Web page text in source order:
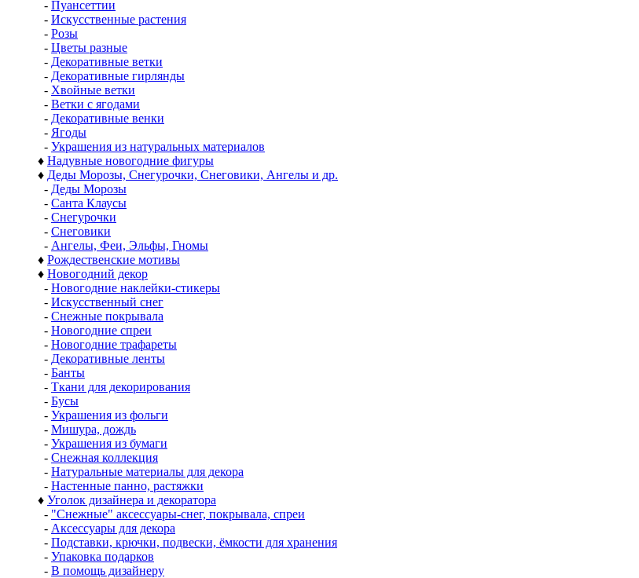
- Пуансеттии
- Искусственные растения
- Розы
- Цветы разные
- Декоративные ветки
- Декоративные гирлянды
- Хвойные ветки
- Ветки с ягодами
- Декоративные венки
- Ягоды
- Украшения из натуральных материалов
♦ Надувные новогодние фигуры
♦ Деды Морозы, Снегурочки, Снеговики, Ангелы и др.
- Деды Морозы
- Санта Клаусы
- Снегурочки
- Снеговики
- Ангелы, Феи, Эльфы, Гномы
♦ Рождественские мотивы
♦ Новогодний декор
- Новогодние наклейки-стикеры
- Искусственный снег
- Снежные покрывала
- Новогодние спреи
- Новогодние трафареты
- Декоративные ленты
- Банты
- Ткани для декорирования
- Бусы
- Украшения из фольги
- Мишура, дождь
- Украшения из бумаги
- Снежная коллекция
- Натуральные материалы для декора
- Настенные панно, растяжки
♦ Уголок дизайнера и декоратора
- "Снежные" аксессуары-снег, покрывала, спреи
- Аксессуары для декора
- Подставки, крючки, подвески, ёмкости для хранения
- Упаковка подарков
- В помощь дизайнеру